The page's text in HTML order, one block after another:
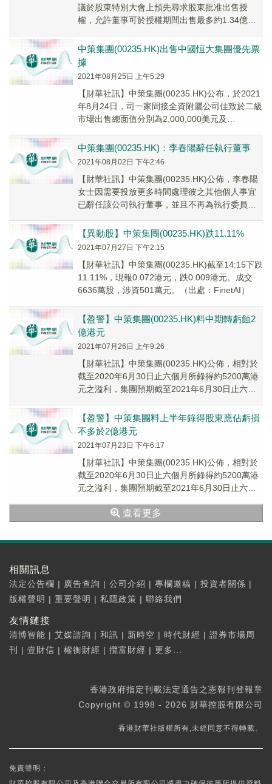
議於股東特別大會上預先尋求股東批准出售授
權，允許董事可於授權期間出售最多約1.34億股
中策集團(00235.HK)出售中國恒大集團優先票
據
2021年08月25日 上午5:29
【財華社訊】中策集團(00235.HK)公布，於2021
年8月24日，司一家間接全資附屬公司佳致於二級
市場出售總面值分別為2,000,000美元及
中策集團(00235.HK)：李春陽辭任執行董事
2021年08月02日 下午2:46
【財華社訊】中策集團(00235.HK)公佈，李春陽
女士因需要投放更多時間處理彼之其他個人事宜
已辭任該公司執行董事，並且不再為執行委員會
起生效。
【異動股】中策集團(00235.HK)跌11.11%
2021年07月27日 下午2:15
【財華社訊】中策集團(00235.HK)截至14:15下跌
11.11%，現報0.072港元，跌0.009港元。成交
6636萬股，涉資501萬元。（出處：FinetAI）
【盈警】中策集團(00235.HK)料中期轉虧蝕2
億港元
2021年07月26日 上午9:26
【財華社訊】中策集團(00235.HK)公佈，相對於
截至2020年6月30日止六個月所錄得約5200萬港
元之溢利，集團預期截至2021年6月30日止六個
【盈警】中策集團料上半年錄得股東應佔虧損
不多於2億港元
2021年07月23日 下午6:17
【財華社訊】中策集團(00235.HK)公佈，相對於
截至2020年6月30日止六個月所錄得約5200萬港
元之溢利，集團預期截至2021年6月30日止六個
查看更多
相關訊息
法定公告欄 | 廣告查詢 | 公司介紹 | 專欄邀稿 | 投資者關係 |
版權聲明 | 重要聲明 | 私隱政策 | 聯絡我們
友情鏈接
清博智能 | 艾媒諮詢 | 和訊 | 新時空 | 時代財經 | 證券市場周
刊
| 壹財信 | 權衡財經 | 攬富財經 | 更多...
香港政府指定刊載法定通告之憲報刊登報章
Copyright © 1998 - 2026 財華控股有限公司
香港財華社版權所有,未經同意不得轉載。
免責聲明：